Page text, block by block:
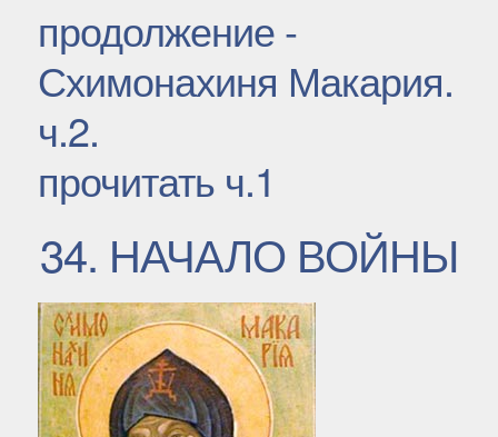
продолжение -
Схимонахиня Макария.
ч.2.
прочитать ч.1
34. НАЧАЛО ВОЙНЫ